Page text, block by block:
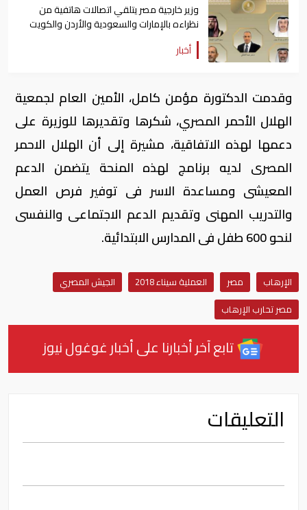
وزير خارجية مصر يتلقي اتصالات هاتفية من
نظراءه بالإمارات والسعودية والأردن والكويت
أخبار
وقدمت الدكتورة مؤمن كامل، الأمين العام لجمعية
الهلال الأحمر المصري، شكرها وتقديرها للوزيرة على
دعمها لهذه الاتفاقية، مشيرة إلى أن الهلال الاحمر
المصرى لديه برنامج لهذه المنحة يتضمن الدعم
المعيشى ومساعدة الاسر فى توفير فرص العمل
والتدريب المهنى وتقديم الدعم الاجتماعى والنفسى
لنحو 600 طفل فى المدارس الابتدائية.
الإرهاب مصر العملية سيناء 2018
الجيش المصري
مصر تحارب الإرهاب
تابع آخر أخبارنا على أخبار غوغول نيوز
التعليقات